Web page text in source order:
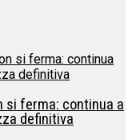
si ferma: continua a
definitiva